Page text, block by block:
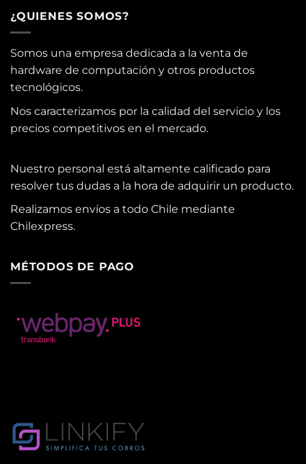
¿QUIENES SOMOS?
Somos una empresa dedicada a la venta de
hardware de computación y otros productos
tecnológicos.
Nos caracterizamos por la calidad del servicio y los
precios competitivos en el mercado.
Nuestro personal está altamente calificado para
resolver tus dudas a la hora de adquirir un producto.
Realizamos envíos a todo Chile mediante
Chilexpress.
MÉTODOS DE PAGO